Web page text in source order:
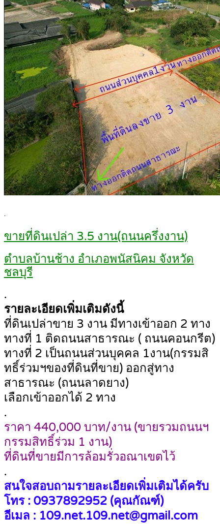
.
ขายที่ดินเปล่า 3.5 งาน(ถนนครึ่งงาน)
ตำบลบ้านช้าง อำเภอพนัสนิคม จังหวัด
ชลบุรี
.
รายละเอียดเพิ่มเติมดังนี้
ที่ดินเปล่าขาย 3 งาน มีทางเข้าออก 2 ทาง
ทางที่ 1 ติดถนนสาธารณะ ( ถนนคอนกรีต)
ทางที่ 2 เป็นถนนส่วนบุคคล 1งาน(กรรมสิ
ทธิ์ร่วมฯของที่ดินที่ขาย) ออกสู่ทาง
สาธารณะ (ถนนลาดยาง)
เลือกเข้าออกได้ 2 ทาง
.
ราคา 440,000 บาท/งาน (ขายรวมถนนฯ
กรรมสิทธิ์ร่วม 1 งาน)
ที่ดินที่ขายมีการล้อมรั่วอณาเขตไว้
.
สนใจสอบถามรายละเอียดเพิ่มเติมได้ครับ
โทร : 0937892952 (คุณกัณฑ์)
อีเมล : 109.net.109.net@gmail.com